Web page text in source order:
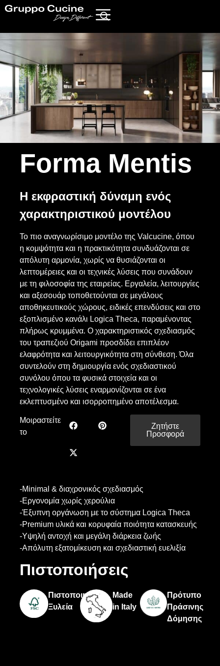
Forma Mentis
Η εκφραστική δύναμη ενός
χαρακτηριστικού μοντέλου
Το πιο αναγνωρίσιμο μοντέλο της Valcucine, όπου
η κομψότητα και η πρακτικότητα συνδυάζονται σε
απόλυτη αρμονία, χωρίς να θυσιάζονται οι
λεπτομέρειες και οι τεχνικές λύσεις που συνάδουν
με τη φιλοσοφία της εταιρείας. Εργαλεία, λειτουργίες
και αξεσουάρ τοποθετούνται σε μεγάλους
αποθηκευτικούς χώρους, ειδικές επενδύσεις και στο
εξοπλισμένο κανάλι Logica Theca, παραμένοντας
πλήρως κρυμμένα. Ο χαρακτηριστικός σχεδιασμός
του τραπεζιού Origami προσδίδει επιπλέον
ελαφρότητα και λειτουργικότητα στη σύνθεση. Όλα
συντελούν στη δημιουργία ενός σχεδιαστικού
συνόλου όπου τα φυσικά στοιχεία και οι
τεχνολογικές λύσεις εναρμονίζονται σε ένα
εκλεπτυσμένο και ισορροπημένο αποτέλεσμα.
Μοιραστείτε
το
Ζητήστε
Προσφορά
-Minimal & διαχρονικός σχεδιασμός
-Εργονομία χωρίς χερούλια
-Έξυπνη οργάνωση με το σύστημα Logica Theca
-Premium υλικά και κορυφαία ποιότητα κατασκευής
-Υψηλή αντοχή και μεγάλη διάρκεια ζωής
-Απόλυτη εξατομίκευση και σχεδιαστική ευελιξία
Πιστοποιήσεις
Πιστοποιημένη
Ξυλεία
Made
in Italy
Πρότυπο
Πράσινης
Δόμησης